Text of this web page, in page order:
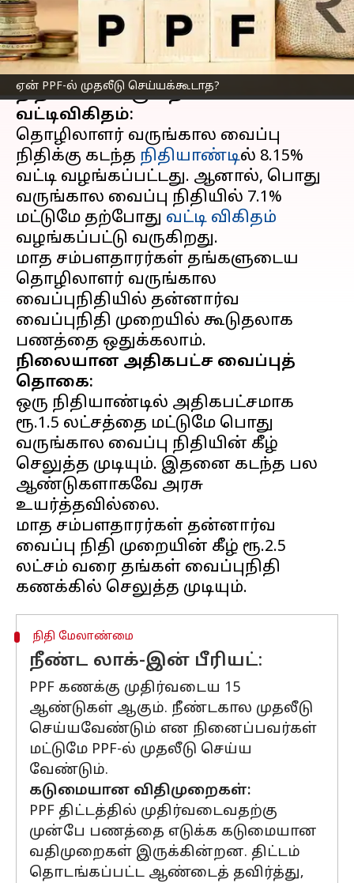
ஏன் PPF-ல் முதலீடு செய்யக்கூடாத?
செய்தி முன்னோட்டம்
தொழிலாளர் வருங்கால வைப்பு
நிதியை விட குறைவான
வட்டிவிகிதம்:
தொழிலாளர் வருங்கால வைப்பு
நிதிக்கு கடந்த நிதியாண்டில் 8.15%
வட்டி வழங்கப்பட்டது. ஆனால், பொது
வருங்கால வைப்பு நிதியில் 7.1%
மட்டுமே தற்போது வட்டி விகிதம்
வழங்கப்பட்டு வருகிறது.
மாத சம்பளதாரர்கள் தங்களுடைய
தொழிலாளர் வருங்கால
வைப்புநிதியில் தன்னார்வ
வைப்புநிதி முறையில் கூடுதலாக
நிலையான அதிகபட்ச வைப்புத்
தொகை:
ஒரு நிதியாண்டில் அதிகபட்சமாக
ரூ.1.5 லட்சத்தை மட்டுமே பொது
வருங்கால வைப்பு நிதியின் கீழ்
செலுத்த முடியும். இதனை கடந்த பல
ஆண்டுகளாகவே அரசு
உயர்த்தவில்லை.
மாத சம்பளதாரர்கள் தன்னார்வ
வைப்பு நிதி முறையின் கீழ் ரூ.2.5
லட்சம் வரை தங்கள் வைப்புநிதி
நிதி மேலாண்மை
நீண்ட லாக்-இன் பீரியட்:
PPF கணக்கு முதிர்வடைய 15
ஆண்டுகள் ஆகும். நீண்டகால முதலீடு
செய்யவேண்டும் என நினைப்பவர்கள்
மட்டுமே PPF-ல் முதலீடு செய்ய
வேண்டும்.
கடுமையான விதிமுறைகள்:
PPF திட்டத்தில் முதிர்வடைவதற்கு
முன்பே பணத்தை எடுக்க கடுமையான
வதிமுறைகள் இருக்கின்றன. திட்டம்
தொடங்கப்பட்ட ஆண்டைத் தவிர்த்து,